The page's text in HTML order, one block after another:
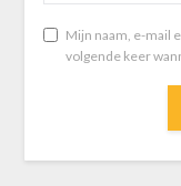
Mijn naam, e-mail
volgende keer